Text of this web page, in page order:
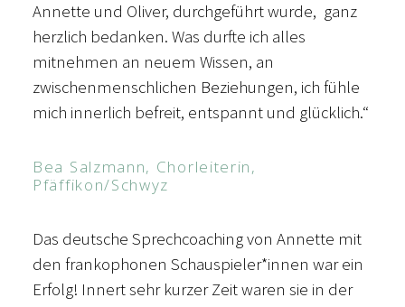
Annette und Oliver, durchgeführt wurde, ganz
herzlich bedanken. Was durfte ich alles
mitnehmen an neuem Wissen, an
zwischenmenschlichen Beziehungen, ich fühle
mich innerlich befreit, entspannt und glücklich.“
Bea Salzmann, Chorleiterin,
Pfäffikon/Schwyz
Das deutsche Sprechcoaching von Annette mit
den frankophonen Schauspieler*innen war ein
Erfolg! Innert sehr kurzer Zeit waren sie in der